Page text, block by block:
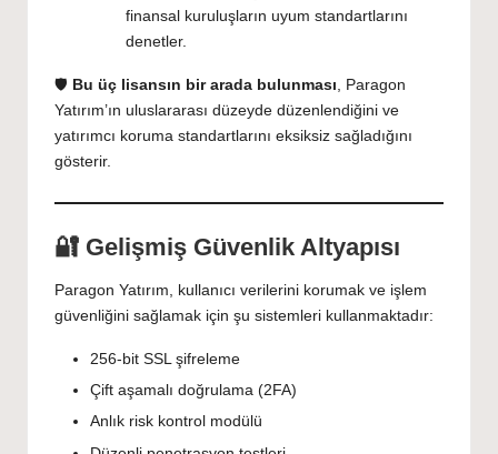
finansal kuruluşların uyum standartlarını
denetler.
🛡️ Bu üç lisansın bir arada bulunması , Paragon
Yatırım’ın uluslararası düzeyde düzenlendiğini ve
yatırımcı koruma standartlarını eksiksiz sağladığını
gösterir.
🔐 Gelişmiş Güvenlik Altyapısı
Paragon Yatırım, kullanıcı verilerini korumak ve işlem
güvenliğini sağlamak için şu sistemleri kullanmaktadır:
256-bit SSL şifreleme
Çift aşamalı doğrulama (2FA)
Anlık risk kontrol modülü